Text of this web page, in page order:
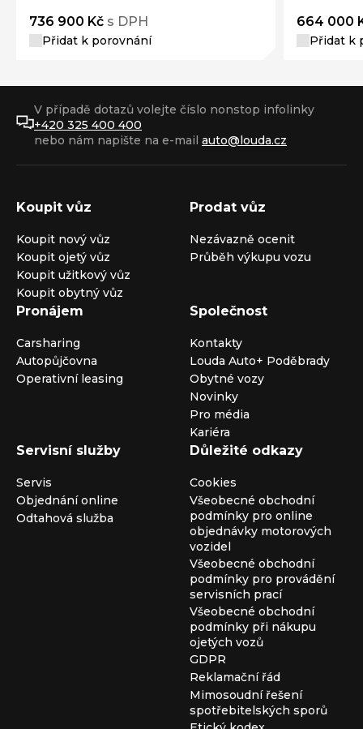
736 900 Kč s DPH
Přidat k porovnání
664 000
Přidat k
V případě dotazů volejte číslo nonstop infolinky
+420 325 400 400
nebo nám napište na e-mail auto@louda.cz
Koupit vůz
Koupit nový vůz
Koupit ojetý vůz
Koupit užitkový vůz
Koupit obytný vůz
Prodat vůz
Nezávazně ocenit
Průběh výkupu vozu
Pronájem
Carsharing
Autopůjčovna
Operativní leasing
Společnost
Kontakty
Louda Auto+ Poděbrady
Obytné vozy
Novinky
Pro média
Kariéra
Servisní služby
Servis
Objednání online
Odtahová služba
Důležité odkazy
Cookies
Všeobecné obchodní
podmínky pro online
objednávky motorových
vozidel
Všeobecné obchodní
podmínky pro provádění
servisních prací
Všeobecné obchodní
podmínky při nákupu
ojetých vozů
GDPR
Reklamační řád
Mimosoudní řešení
spotřebitelských sporů